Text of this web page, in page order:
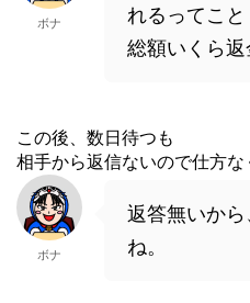
ボナ
れるってこと
総額いくら返
この後、数日待つも
相手から返信ないので仕方な
ボナ
返答無いか
ね。